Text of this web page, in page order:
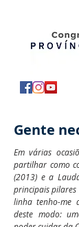
Gente
Em várias
partilhar como
(2013) e a
principais pilares
linha tenho-me
deste modo: